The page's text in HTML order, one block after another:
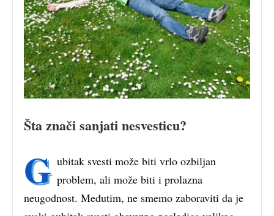
Šta znači sanjati nesvesticu?
G ubitak svesti može biti vrlo ozbiljan
problem, ali može biti i prolazna
neugodnost. Međutim, ne smemo zaboraviti da je